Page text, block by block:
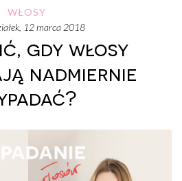
WŁOSY
12 marca 2018
gdy włosy
nadmiernie